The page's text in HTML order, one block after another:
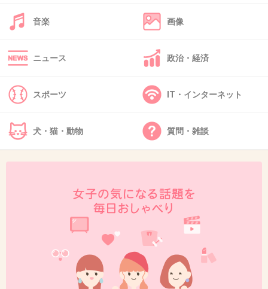
44. 匿名
唇いいんだけど、いつも荒れてるのが気にな
る！
印象的だからこそもっとちゃんと保湿してー
2018/09/13(木) 22:16:02
吉田鋼太郎だったら見る気したのに
+29
音楽 画像
ニュース 政治・経済
スポーツ IT・インターネット
犬・猫・動物 質問・雑談